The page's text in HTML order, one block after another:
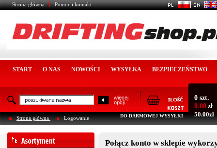
Strona główna Pomoc i kontakt
START O NAS NOWOŚCI WYSYŁKA BEZPIECZEŃSTWO
więcej
opcji
0 szt.
0.00 zł
DO DARMOWEJ WYSYŁKI 50.00zł
Strona główna Logowanie
Połącz konto w sklepie